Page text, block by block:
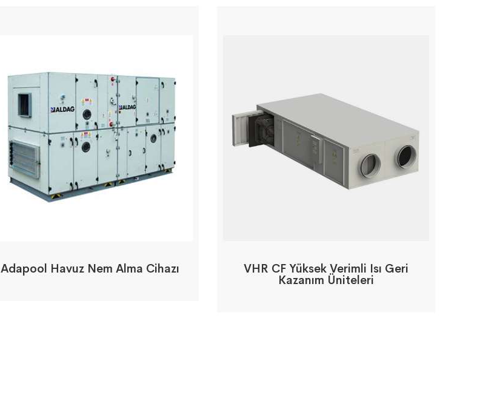
Adapool Havuz Nem Alma Cihazı VHR CF Yüksek Verimli Isı Geri
Kazanım Üniteleri